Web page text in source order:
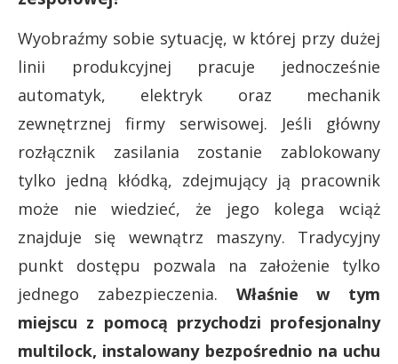
Wyobraźmy sobie sytuację, w której przy dużej
linii produkcyjnej pracuje jednocześnie
automatyk, elektryk oraz mechanik
zewnętrznej firmy serwisowej. Jeśli główny
rozłącznik zasilania zostanie zablokowany
tylko jedną kłódką, zdejmujący ją pracownik
może nie wiedzieć, że jego kolega wciąż
znajduje się wewnątrz maszyny. Tradycyjny
punkt dostępu pozwala na założenie tylko
jednego zabezpieczenia. Właśnie w tym
miejscu z pomocą przychodzi profesjonalny
multilock, instalowany bezpośrednio na uchu